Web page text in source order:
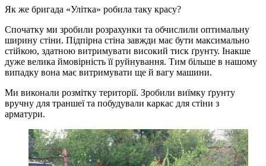
Як же бригада «Улітка» робила таку красу?
Спочатку ми зробили розрахунки та обчислили оптимальну
ширину стіни. Підпірна стіна завжди має бути максимально
стійкою, здатною витримувати високий тиск ґрунту. Інакше
дуже велика ймовірність її руйнування. Тим більше в нашому
випадку вона має витримувати ще й вагу машини.
Ми виконали розмітку території. Зробили виїмку ґрунту
вручну для траншеї та побудували каркас для стіни з
арматури.